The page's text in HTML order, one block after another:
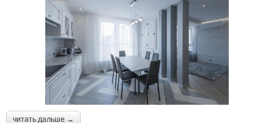
читать дальше →